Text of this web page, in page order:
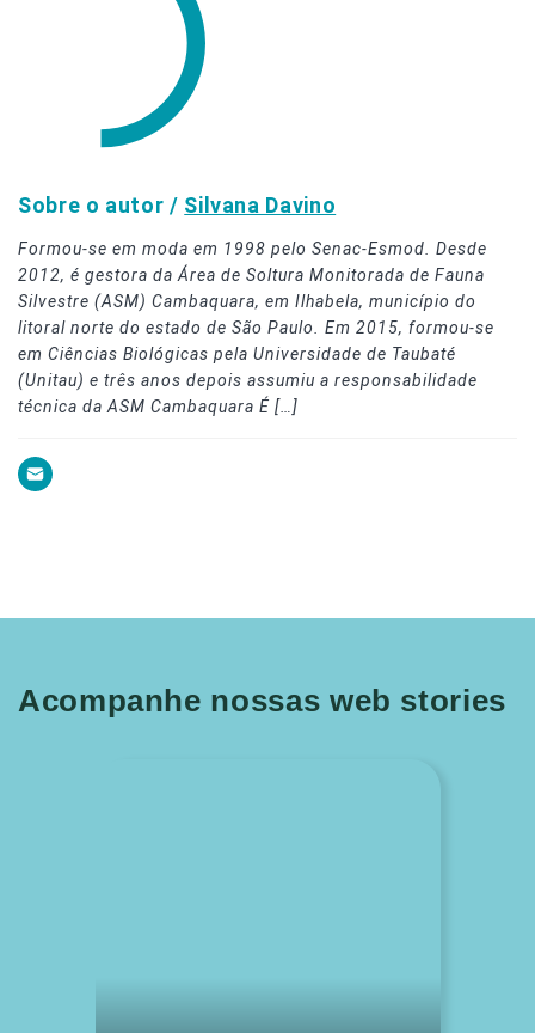
Sobre o autor / Silvana Davino
Formou-se em moda em 1998 pelo Senac-Esmod. Desde
2012, é gestora da Área de Soltura Monitorada de Fauna
Silvestre (ASM) Cambaquara, em Ilhabela, município do
litoral norte do estado de São Paulo. Em 2015, formou-se
em Ciências Biológicas pela Universidade de Taubaté
(Unitau) e três anos depois assumiu a responsabilidade
técnica da ASM Cambaquara É […]
Acompanhe nossas web stories